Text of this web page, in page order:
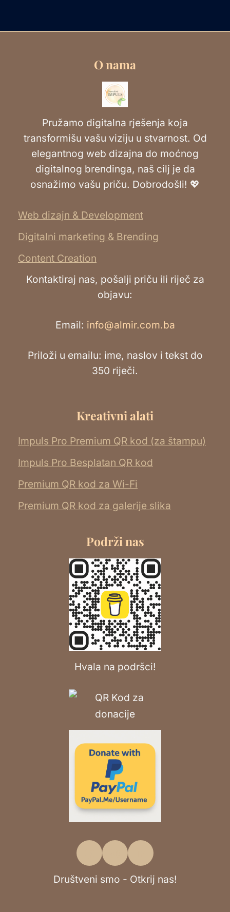
O nama
Pružamo digitalna rješenja koja
transformišu vašu viziju u stvarnost. Od
elegantnog web dizajna do moćnog
digitalnog brendinga, naš cilj je da
osnažimo vašu priču. Dobrodošli! 💖
Web dizajn & Development
Digitalni marketing & Brending
Content Creation
Kontaktiraj nas, pošalji priču ili riječ za
objavu:
Email: info@almir.com.ba
Priloži u emailu: ime, naslov i tekst do
350 riječi.
Kreativni alati
Impuls Pro Premium QR kod (za štampu)
Impuls Pro Besplatan QR kod
Premium QR kod za Wi-Fi
Premium QR kod za galerije slika
Podrži nas
Hvala na podršci!
Društveni smo - Otkrij nas!